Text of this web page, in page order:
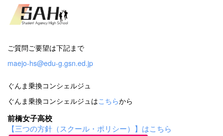
ご質問ご要望は下記まで
maejo-hs@edu-g.gsn.ed.jp
ぐんま乗換コンシェルジュ
ぐんま乗換コンシェルジュはこちらから
前橋女子高校
【三つの方針（スクール・ポリシー）】はこちら